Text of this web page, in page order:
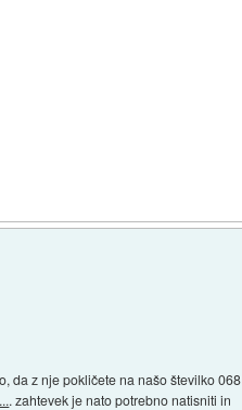
da z nje pokličete na našo številko 068
. zahtevek je nato potrebno natisniti in